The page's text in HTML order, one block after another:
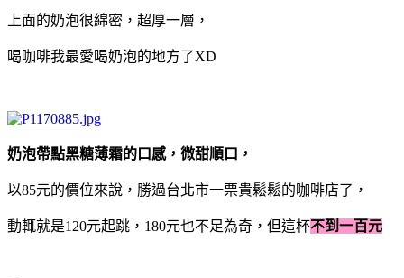
上面的奶泡很綿密，超厚一層，
喝咖啡我最愛喝奶泡的地方了XD
奶泡帶點黑糖薄霜的口感，微甜順口，
以85元的價位來說，勝過台北市一票貴鬆鬆的咖啡店了，
動輒就是120元起跳，180元也不足為奇，但這杯不到一百元